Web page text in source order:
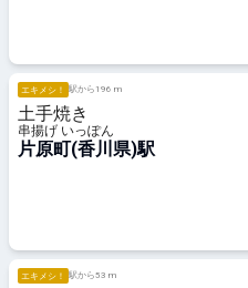
エキメシ！ 駅から196 m
土手焼き
串揚げ いっぽん
片原町(香川県)駅
エキメシ！ 駅から53 m